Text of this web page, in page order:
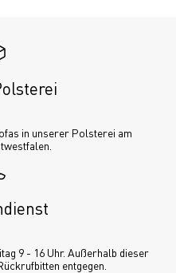
in unserer Polsterei am
9 - 16 Uhr. Außerhalb dieser
entgegen.